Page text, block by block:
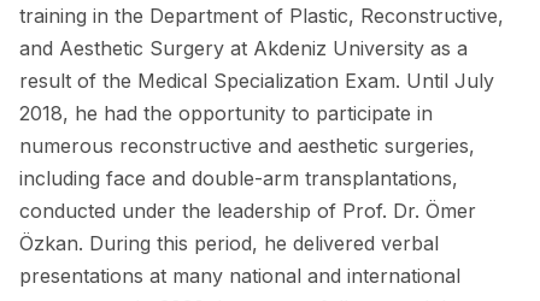
training in the Department of Plastic, Reconstructive,
and Aesthetic Surgery at Akdeniz University as a
result of the Medical Specialization Exam. Until July
2018, he had the opportunity to participate in
numerous reconstructive and aesthetic surgeries,
including face and double-arm transplantations,
conducted under the leadership of Prof. Dr. Ömer
Özkan. During this period, he delivered verbal
presentations at many national and international